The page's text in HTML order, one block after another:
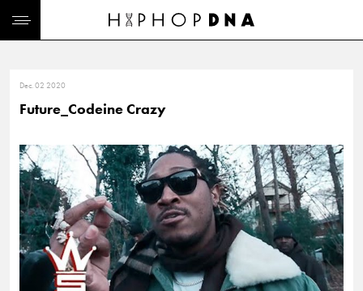
Dec. 02 2020
Future_Codeine Crazy